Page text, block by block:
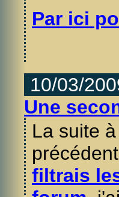
Par ici
10/03/
Une
La suite
filtrais